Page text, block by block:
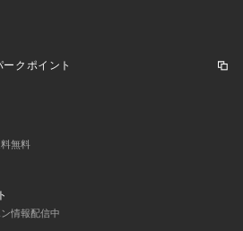
クポイント
無料
情報配信中